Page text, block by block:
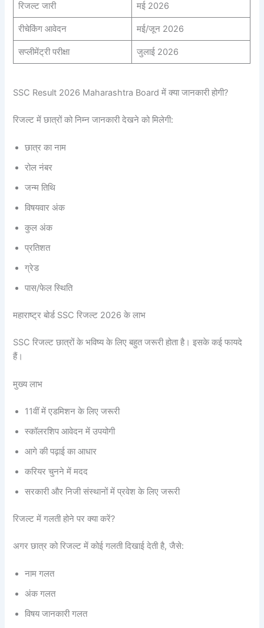
रिजल्ट जारी मई 2026
रीचेकिंग आवेदन मई/जून 2026
सप्लीमेंट्री परीक्षा जुलाई 2026
SSC Result 2026 Maharashtra Board में क्या जानकारी होगी?
रिजल्ट में छात्रों को निम्न जानकारी देखने को मिलेगी:
छात्र का नाम
रोल नंबर
जन्म तिथि
विषयवार अंक
कुल अंक
प्रतिशत
ग्रेड
पास/फेल स्थिति
महाराष्ट्र बोर्ड SSC रिजल्ट 2026 के लाभ
SSC रिजल्ट छात्रों के भविष्य के लिए बहुत जरूरी होता है। इसके कई फायदे
हैं।
मुख्य लाभ
11वीं में एडमिशन के लिए जरूरी
स्कॉलरशिप आवेदन में उपयोगी
आगे की पढ़ाई का आधार
करियर चुनने में मदद
सरकारी और निजी संस्थानों में प्रवेश के लिए जरूरी
रिजल्ट में गलती होने पर क्या करें?
अगर छात्र को रिजल्ट में कोई गलती दिखाई देती है, जैसे:
नाम गलत
अंक गलत
विषय जानकारी गलत